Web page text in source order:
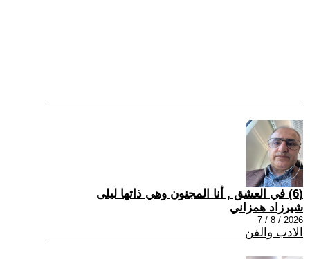
(6) في العشق , أنا المجنون وهي ذاتها ليلى
شيرزاد همزاني
2026 / 8 / 7
الادب والفن